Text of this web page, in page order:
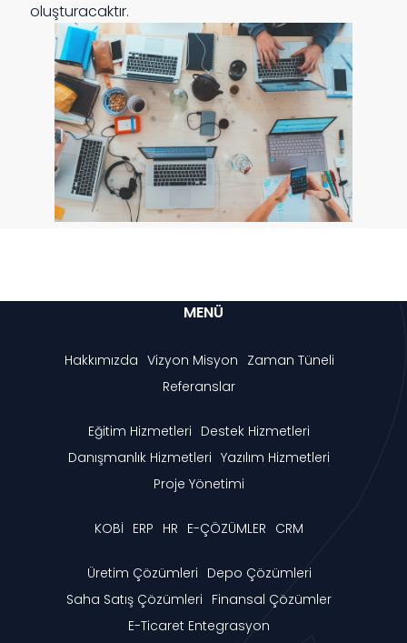
oluşturacaktır.
MENÜ
Hakkımızda Vizyon Misyon Zaman Tüneli
Referanslar
Eğitim Hizmetleri Destek Hizmetleri
Danışmanlık Hizmetleri Yazılım Hizmetleri
Proje Yönetimi
KOBİ ERP HR E-ÇÖZÜMLER CRM
Üretim Çözümleri Depo Çözümleri
Saha Satış Çözümleri Finansal Çözümler
E-Ticaret Entegrasyon